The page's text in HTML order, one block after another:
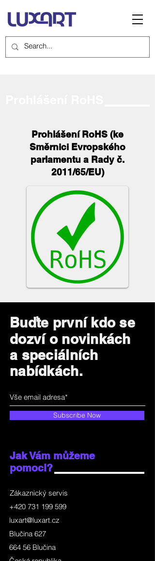
Prohlášení RoHS (ke
Směrnici Evropského
parlamentu a Rady č.
2011/65/EU)
Buďte první kdo se
dozví o novinkách
a speciálních
nabídkách.
Subscribe Now
Jak Vám můžeme
pomoci?
Zákaznický servis
+420 731 199 599
luxart@luxart.cz
Blučina 627
664 56 Blučina